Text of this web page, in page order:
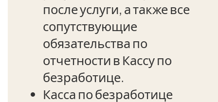
после услуги, а также все
сопутствующие
обязательства по
отчетности в Кассу по
безработице.
Касса по безработице